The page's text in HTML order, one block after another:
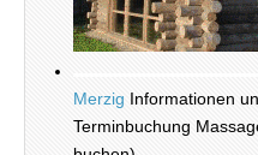
Merzig Informationen
Terminbuchung